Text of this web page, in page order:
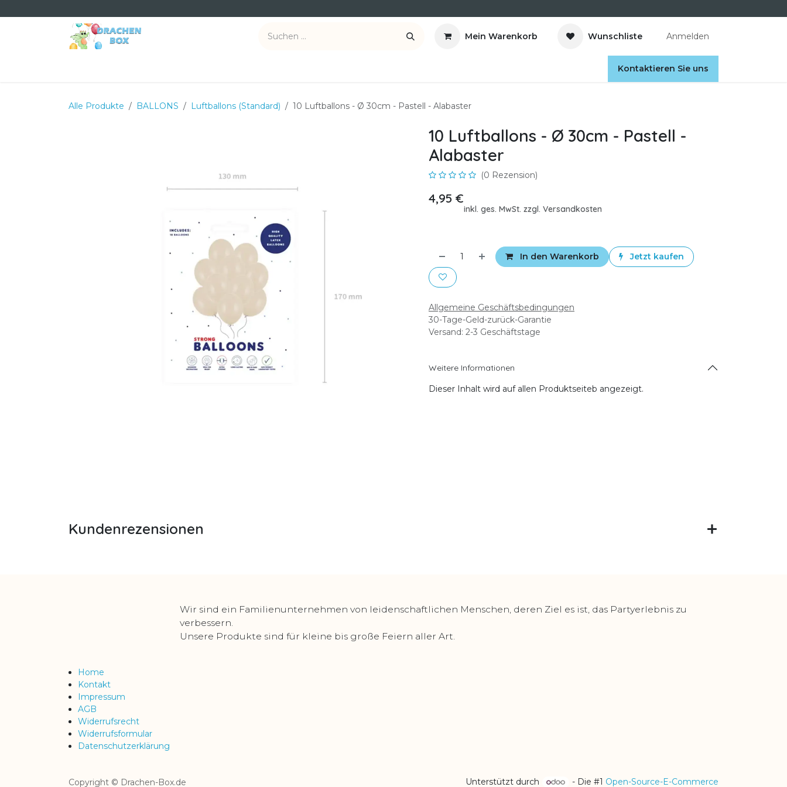
Mein Warenkorb Wunschliste Anmelden
Kontaktieren Sie uns
Alle Produkte BALLONS Luftballons (Standard) 10 Luftballons - Ø 30cm - Pastell - Alabaster
10 Luftballons - Ø 30cm - Pastell -
Alabaster
(0 Rezension)
4,95 €
inkl. ges. MwSt. zzgl. Versandkosten
In den Warenkorb Jetzt kaufen
Allgemeine Geschäftsbedingungen
30-Tage-Geld-zurück-Garantie
Versand: 2-3 Geschäftstage
Weitere Informationen
Dieser Inhalt wird auf allen Produktseiteb angezeigt.
Kundenrezensionen
Wir sind ein Familienunternehmen von leidenschaftlichen Menschen, deren Ziel es ist, das Partyerlebnis zu
verbessern.
Unsere Produkte sind für kleine bis große Feiern aller Art.
Home
Kontakt
Impressum
AGB
Widerrufsrecht
Widerrufsformular
Datenschutzerklärung
Copyright © Drachen-Box.de Unterstützt durch - Die #1 Open-Source-E-Commerce